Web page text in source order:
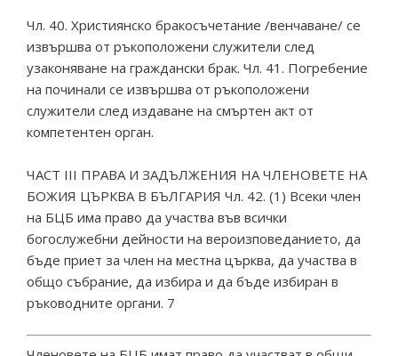
Чл. 40. Християнско бракосъчетание /венчаване/ се
извършва от ръкоположени служители след
узаконяване на граждански брак. Чл. 41. Погребение
на починали се извършва от ръкоположени
служители след издаване на смъртен акт от
компетентен орган.
ЧАСТ III ПРАВА И ЗАДЪЛЖЕНИЯ НА ЧЛЕНОВЕТЕ НА
БОЖИЯ ЦЪРКВА В БЪЛГАРИЯ Чл. 42. (1) Всеки член
на БЦБ има право да участва във всички
богослужебни дейности на вероизповеданието, да
бъде приет за член на местна църква, да участва в
общо събрание, да избира и да бъде избиран в
ръководните органи. 7